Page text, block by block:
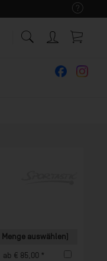
auswählen)
ab € 85,00 *